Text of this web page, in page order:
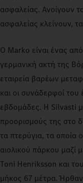
ασφαλείας. Ανοίγουν
ασφαλείας κλείνουν,
Ο Marko είναι ένας
γερμανική ακτή της
εταιρεία βαρέων
και οι συνάδερφοί
εβδομάδες. Η Silvasti
προορισμούς της στο
τα πτερύγια, τα οποία
αιολικού πάρκου
Toni Henriksson και
μήκος 67 μέτρα. Ήρθαν